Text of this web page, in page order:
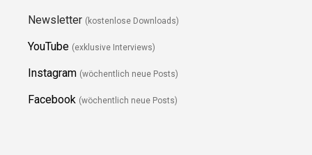
Newsletter (kostenlose Downloads)
YouTube (exklusive Interviews)
Instagram (wöchentlich neue Posts)
Facebook (wöchentlich neue Posts)